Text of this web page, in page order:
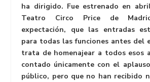
ha dirigido. Fue estrenado en
Teatro Circo Price de
expectación, que las entradas
para todas las funciones antes del
trata de homenajear a todos esos
contado únicamente con el
público, pero que no han recibido